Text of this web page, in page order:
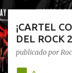
s
¡CARTEL
DEL ROCK
publicado por